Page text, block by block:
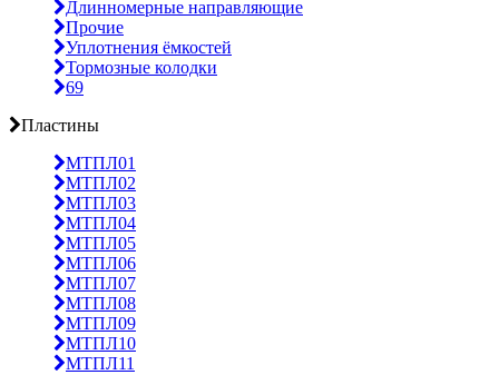
Длинномерные направляющие
Прочие
Уплотнения ёмкостей
Тормозные колодки
69
Пластины
МТПЛ01
МТПЛ02
МТПЛ03
МТПЛ04
МТПЛ05
МТПЛ06
МТПЛ07
МТПЛ08
МТПЛ09
МТПЛ10
МТПЛ11